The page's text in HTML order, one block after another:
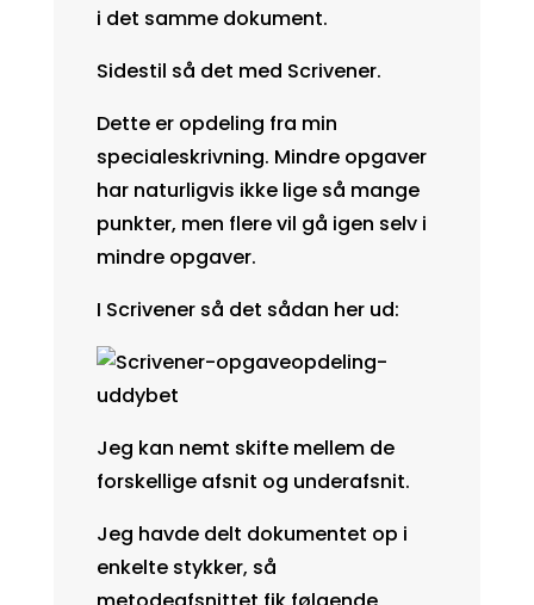
i det samme dokument.
Sidestil så det med Scrivener.
Dette er opdeling fra min
specialeskrivning. Mindre opgaver
har naturligvis ikke lige så mange
punkter, men flere vil gå igen selv i
mindre opgaver.
I Scrivener så det sådan her ud:
Jeg kan nemt skifte mellem de
forskellige afsnit og underafsnit.
Jeg havde delt dokumentet op i
enkelte stykker, så